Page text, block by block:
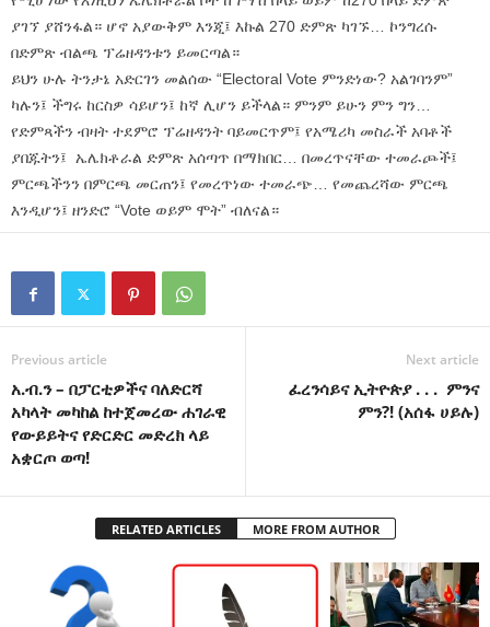
ያገኘ ያሸንፋል። ሆኖ አያውቅም እንጂ፤ እኩል 270 ድምጽ ካገኙ… ኮንግረሱ
በድምጽ ብልጫ ፕሬዘዳንቱን ይመርጣል።
ይህን ሁሉ ትንታኔ አድርገን መልሰው “Electoral Vote ምንድነው? አልገባንም”
ካሉን፤ ችግሩ ከርስዎ ሳይሆን፤ ከኛ ሊሆን ይችላል። ምንም ይሁን ምን ግን…
የድምጻችን ብዛት ተደምሮ ፕሬዘዳንት ባይመርጥም፤ የአሜሪካ መስራች አባቶች
ያበጁትን፤ ኤሌክቶራል ድምጽ አሰጣጥ በማክበር… በመረጥናቸው ተመራጮች፤
ምርጫችንን በምርጫ መርጠን፤ የመረጥነው ተመራጭ… የመጨረሻው ምርጫ
እንዲሆን፤ ዘንድሮ “Vote ወይም ሞት” ብለናል።
Previous article
አ.ብ.ን – በፓርቲዎችና ባለድርሻ
አካላት መካከል ከተጀመረው ሐገራዊ
የውይይትና የድርድር መድረክ ላይ
አቋርጦ ወጣ!
Next article
ፈረንሳይና ኢትዮጵያ . . . ምንና
ምን?! (አሰፋ ሀይሉ)
RELATED ARTICLES MORE FROM AUTHOR